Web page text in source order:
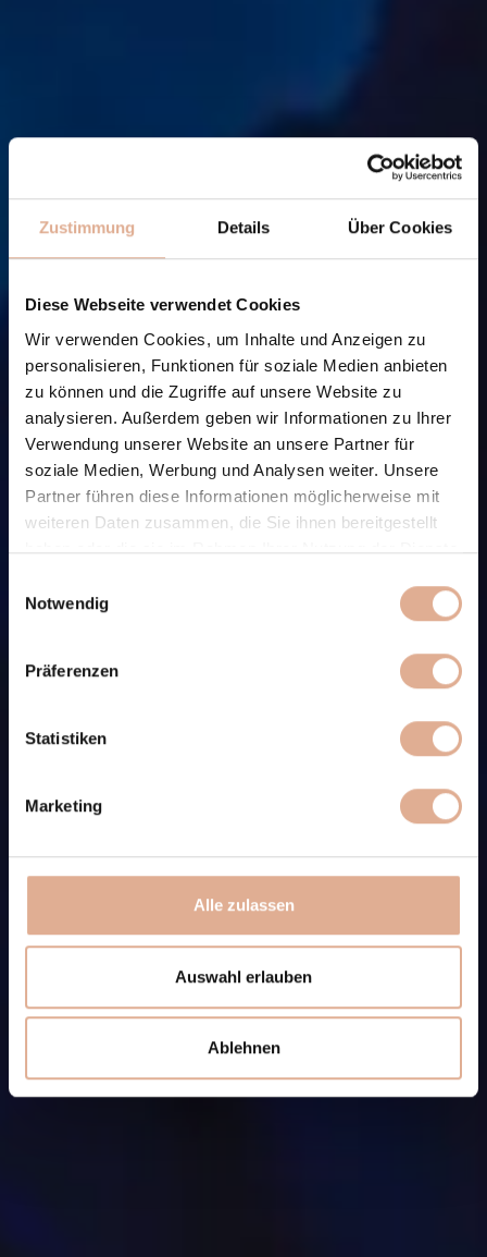
Zustimmung Details Über Cookies
Diese Webseite verwendet Cookies
Wir verwenden Cookies, um Inhalte und Anzeigen zu
personalisieren, Funktionen für soziale Medien anbieten
zu können und die Zugriffe auf unsere Website zu
analysieren. Außerdem geben wir Informationen zu Ihrer
Verwendung unserer Website an unsere Partner für
soziale Medien, Werbung und Analysen weiter. Unsere
Partner führen diese Informationen möglicherweise mit
weiteren Daten zusammen, die Sie ihnen bereitgestellt
haben oder die sie im Rahmen Ihrer Nutzung der Dienste
Notwendig
Präferenzen
Statistiken
Marketing
Alle zulassen
Auswahl erlauben
Ablehnen